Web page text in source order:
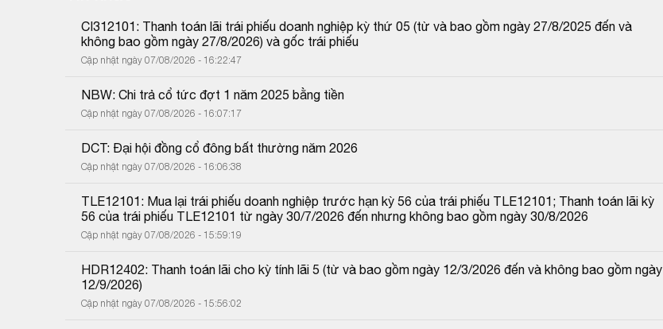
CI312101: Thanh toán lãi trái phiếu doanh nghiệp kỳ thứ 05 (từ và bao gồm ngày 27/8/2025 đến và
không bao gồm ngày 27/8/2026) và gốc trái phiếu
Cập nhật ngày 07/08/2026 - 16:22:47
NBW: Chi trả cổ tức đợt 1 năm 2025 bằng tiền
Cập nhật ngày 07/08/2026 - 16:07:17
DCT: Đại hội đồng cổ đông bất thường năm 2026
Cập nhật ngày 07/08/2026 - 16:06:38
TLE12101: Mua lại trái phiếu doanh nghiệp trước hạn kỳ 56 của trái phiếu TLE12101; Thanh toán lãi kỳ
56 của trái phiếu TLE12101 từ ngày 30/7/2026 đến nhưng không bao gồm ngày 30/8/2026
Cập nhật ngày 07/08/2026 - 15:59:19
HDR12402: Thanh toán lãi cho kỳ tính lãi 5 (từ và bao gồm ngày 12/3/2026 đến và không bao gồm ngày
12/9/2026)
Cập nhật ngày 07/08/2026 - 15:56:02